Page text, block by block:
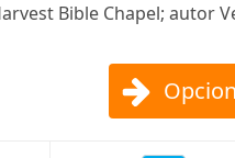
Bible Chapel; autor